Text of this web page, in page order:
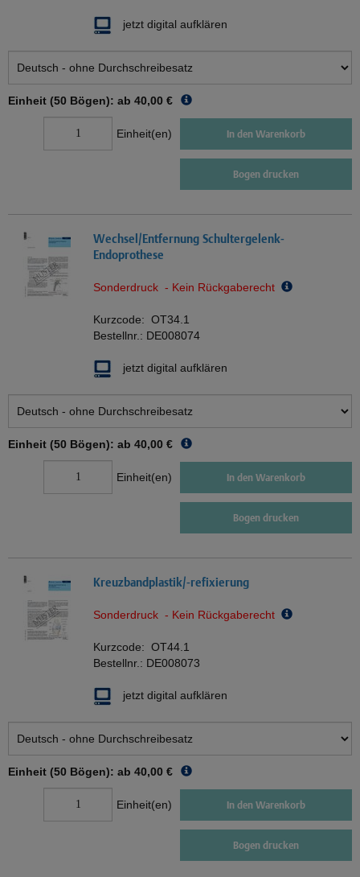
jetzt digital aufklären
Einheit (50 Bögen): ab 40,00 €
Einheit(en) In den Warenkorb
Bogen drucken
Wechsel/Entfernung Schultergelenk-
Endoprothese
Sonderdruck - Kein Rückgaberecht
Kurzcode: OT34.1
Bestellnr.: DE008074
jetzt digital aufklären
Einheit (50 Bögen): ab 40,00 €
Einheit(en) In den Warenkorb
Bogen drucken
Kreuzbandplastik/-refixierung
Sonderdruck - Kein Rückgaberecht
Kurzcode: OT44.1
Bestellnr.: DE008073
jetzt digital aufklären
Einheit (50 Bögen): ab 40,00 €
Einheit(en) In den Warenkorb
Bogen drucken